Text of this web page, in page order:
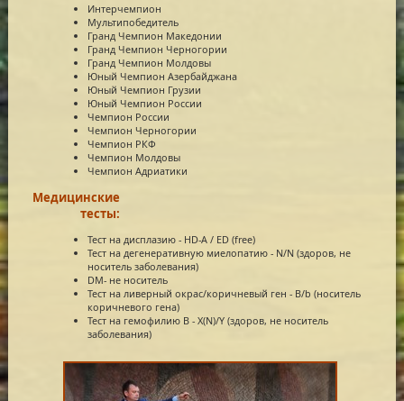
Интерчемпион
Мультипобедитель
Гранд Чемпион Македонии
Гранд Чемпион Черногории
Гранд Чемпион Молдовы
Юный Чемпион Азербайджана
Юный Чемпион Грузии
Юный Чемпион России
Чемпион России
Чемпион Черногории
Чемпион РКФ
Чемпион Молдовы
Чемпион Адриатики
Медицинские
тесты:
Тест на дисплазию - HD-A / ED (free)
Тест на дегенеративную миелопатию - N/N (здоров, не
носитель заболевания)
DM- не носитель
Тест на ливерный окрас/коричневый ген - B/b (носитель
коричневого гена)
Тест на гемофилию В - X(N)/Y (здоров, не носитель
заболевания)